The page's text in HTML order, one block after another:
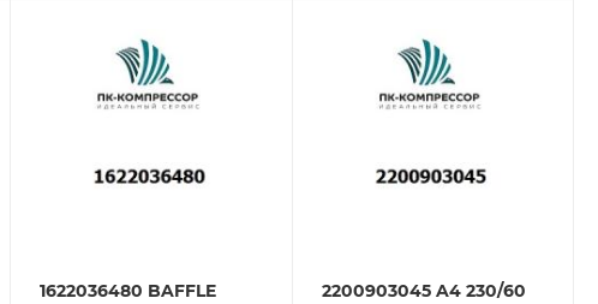
1622036480 BAFFLE
2200903045 A4 230/60